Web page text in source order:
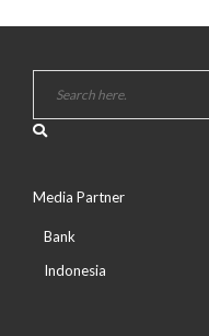
Media Partner
Bank
Indonesia